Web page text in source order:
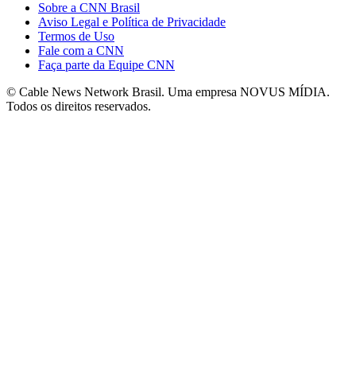
Sobre a CNN Brasil
Aviso Legal e Política de Privacidade
Termos de Uso
Fale com a CNN
Faça parte da Equipe CNN
© Cable News Network Brasil. Uma empresa NOVUS MÍDIA.
Todos os direitos reservados.